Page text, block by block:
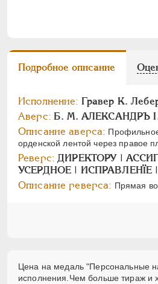
Подробное описание
Исполнение: Гравер К.
Аверс: Б. М. АЛЕКСАНДРЪ
Описание аверса:
орденской лентой через правое
Реверс: ДИРЕКТОРУ |
УСЕРДНОЕ | ИСПРАВЛЕНÏЕ
Описание реверса: Прямая
Цена на медаль "Персональные
исполнения.Чем больше тираж и